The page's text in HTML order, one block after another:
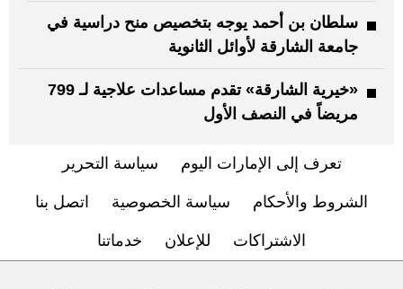
سلطان بن أحمد يوجه بتخصيص منح دراسية في
جامعة الشارقة لأوائل الثانوية
«خيرية الشارقة» تقدم مساعدات علاجية لـ 799
مريضاً في النصف الأول
تعرف إلى الإمارات اليوم سياسة التحرير
الشروط والأحكام سياسة الخصوصية اتصل بنا
الاشتراكات للإعلان خدماتنا